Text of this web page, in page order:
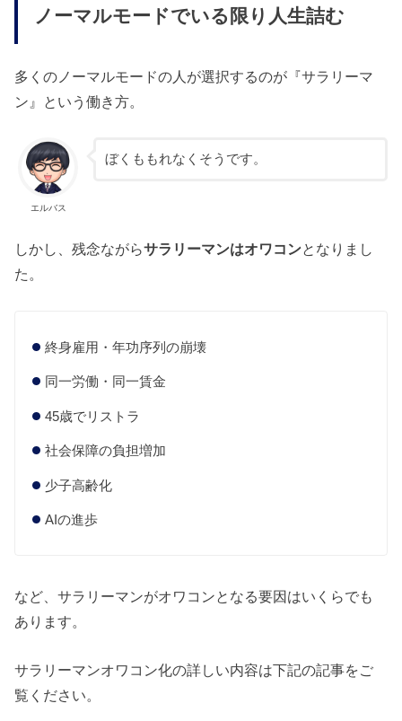
ノーマルモードでいる限り人生詰む
多くのノーマルモードの人が選択するのが『サラリーマ
ン』という働き方。
エルバス
ぼくももれなくそうです。
しかし、残念ながらサラリーマンはオワコンとなりまし
た。
終身雇用・年功序列の崩壊
同一労働・同一賃金
45歳でリストラ
社会保障の負担増加
少子高齢化
AIの進歩
など、サラリーマンがオワコンとなる要因はいくらでも
あります。
サラリーマンオワコン化の詳しい内容は下記の記事をご
覧ください。